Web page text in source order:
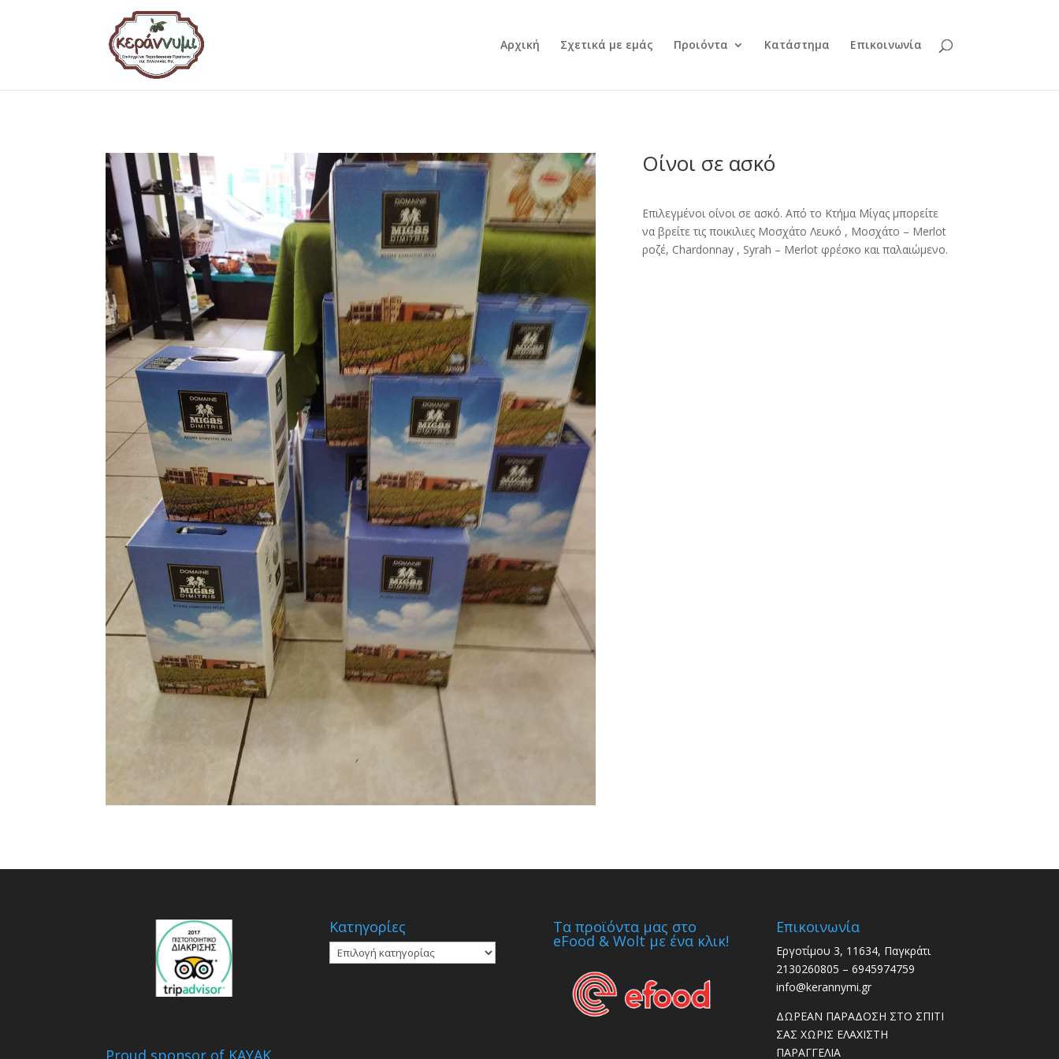
Αρχική Σχετικά με εμάς Προιόντα Κατάστημα Επικοινωνία
Οίνοι σε ασκό
Επιλεγμένοι οίνοι σε ασκό. Από το Κτήμα Μίγας μπορείτε
να βρείτε τις ποικιλιες Μοσχάτο Λευκό , Μοσχάτο – Merlot
ροζέ, Chardonnay , Syrah – Merlot φρέσκο και παλαιώμενο.
Proud sponsor of KAYAK
Κατηγορίες
Κατηγορίες
Τα προϊόντα μας στο
eFood & Wolt με ένα κλικ!
Επικοινωνία
Εργοτίμου 3, 11634, Παγκράτι
2130260805 – 6945974759
info@kerannymi.gr
ΔΩΡΕΑΝ ΠΑΡΑΔΟΣΗ ΣΤΟ ΣΠΙΤΙ
ΣΑΣ ΧΩΡΙΣ ΕΛΑΧΙΣΤΗ
ΠΑΡΑΓΓΕΛΙΑ